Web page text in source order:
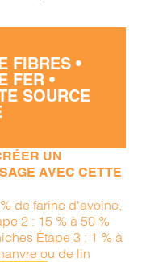
FIBRES •
FER •
SOURCE
UN
AVEC CETTE
de farine d'avoine,
2 : 15 % à 50 %
Étape 3 : 1 % à
ou de lin